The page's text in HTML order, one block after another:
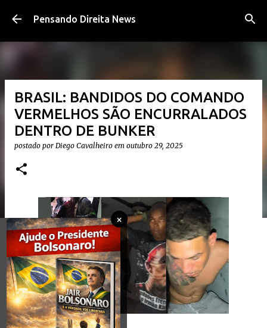
Pular para o conteúdo principal
Pensando Direita News
×
BRASIL: BANDIDOS DO COMANDO
VERMELHOS SÃO ENCURRALADOS
DENTRO DE BUNKER
postado por Diego Cavalheiro em outubro 29, 2025